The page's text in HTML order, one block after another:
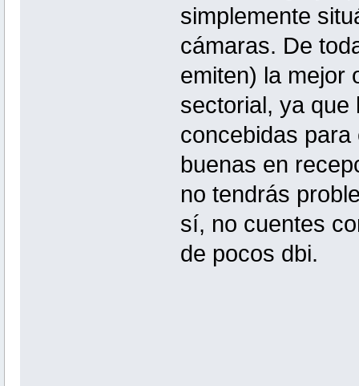
simplemente
cámaras. De
emiten) la mejor
sectorial, ya que
concebidas para
buenas en
no tendrás
sí, no cuentes
de pocos dbi.